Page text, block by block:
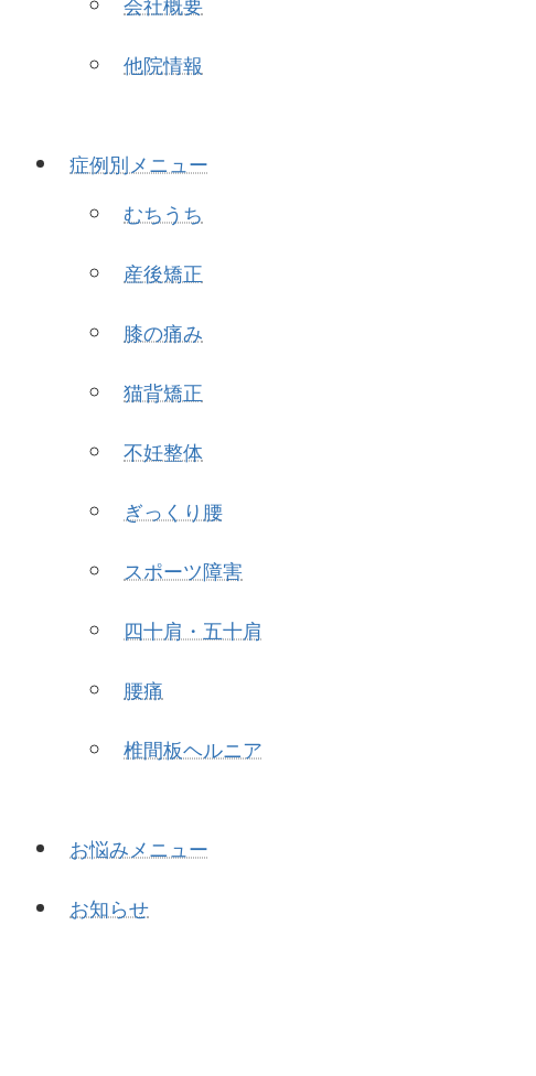
他院情報
症例別メニュー
むちうち
産後矯正
膝の痛み
猫背矯正
不妊整体
ぎっくり腰
スポーツ障害
四十肩・五十肩
腰痛
椎間板ヘルニア
お悩みメニュー
お知らせ